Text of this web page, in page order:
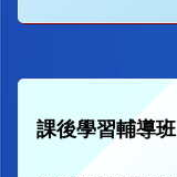
課後學習輔導班